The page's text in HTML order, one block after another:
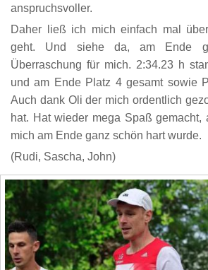
anspruchsvoller.
Daher ließ ich mich einfach mal
geht. Und siehe da, am Ende
Überraschung für mich. 2:34.23 h
und am Ende Platz 4 gesamt sowie
Auch dank Oli der mich ordentlich
hat. Hat wieder mega Spaß gemacht,
mich am Ende ganz schön hart wurde.
(Rudi, Sascha, John)